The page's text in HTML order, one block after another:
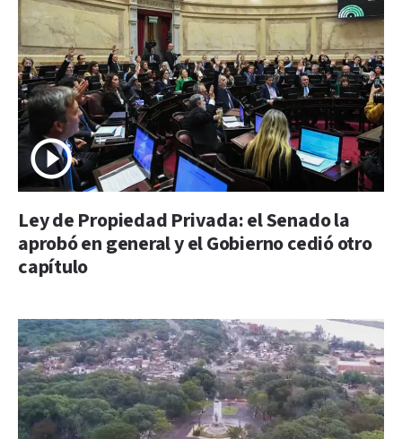
Ley de Propiedad Privada: el Senado la
aprobó en general y el Gobierno cedió otro
capítulo